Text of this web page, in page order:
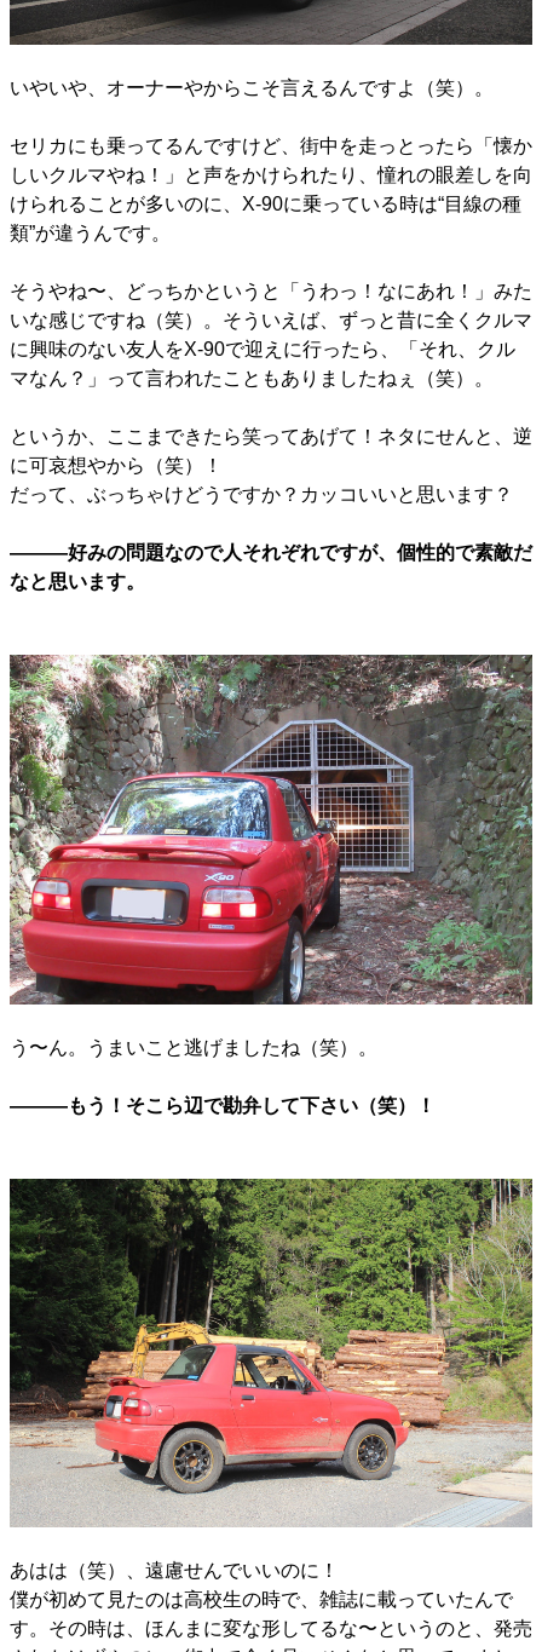
いやいや、オーナーやからこそ言えるんですよ（笑）。
セリカにも乗ってるんですけど、街中を走っとったら「懐か
しいクルマやね！」と声をかけられたり、憧れの眼差しを向
けられることが多いのに、X-90に乗っている時は“目線の種
類”が違うんです。
そうやね〜、どっちかというと「うわっ！なにあれ！」みた
いな感じですね（笑）。そういえば、ずっと昔に全くクルマ
に興味のない友人をX-90で迎えに行ったら、「それ、クル
マなん？」って言われたこともありましたねぇ（笑）。
というか、ここまできたら笑ってあげて！ネタにせんと、逆
に可哀想やから（笑）！
だって、ぶっちゃけどうですか？カッコいいと思います？
―――好みの問題なので人それぞれですが、個性的で素敵だ
なと思います。
う〜ん。うまいこと逃げましたね（笑）。
―――もう！そこら辺で勘弁して下さい（笑）！
あはは（笑）、遠慮せんでいいのに！
僕が初めて見たのは高校生の時で、雑誌に載っていたんで
す。その時は、ほんまに変な形してるな〜というのと、発売